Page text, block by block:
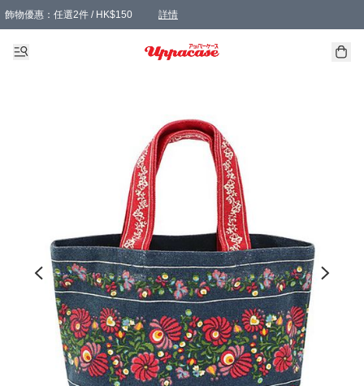
飾物優惠：任選2件 / HK$150 詳情
髮飾優惠：任選2件 / HK$100 詳情
精選襪子優惠：任選3對 / HK$115 詳情
滿額免運：本地訂單滿港幣350元可享免運費優惠